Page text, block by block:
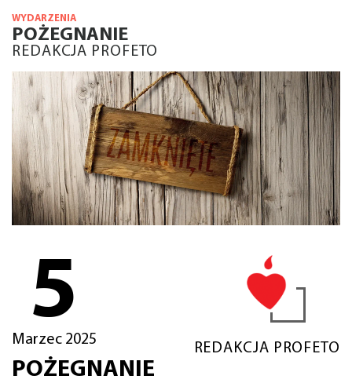
WYDARZENIA
POŻEGNANIE
REDAKCJA PROFETO
5
Marzec 2025
REDAKCJA PROFETO
POŻEGNANIE